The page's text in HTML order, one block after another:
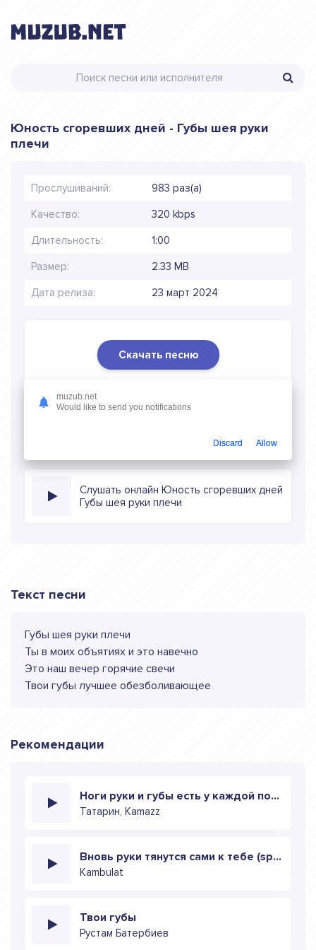
Юность сгоревших дней - Губы шея руки
плечи
Прослушиваний: 983 раз(а)
Качество: 320 kbps
Длительность: 1:00
Размер: 2.33 MB
Дата релиза: 23 март 2024
Скачать песню
руки плечи
бесплатно или слушать музыку в режиме онлайн
Слушать онлайн Юность сгоревших дней
Губы шея руки плечи
Текст песни
Губы шея руки плечи
Ты в моих объятиях и это навечно
Это наш вечер горячие свечи
Твои губы лучшее обезболивающее
Рекомендации
Ноги руки и губы есть у каждой подруги
Татарин, Kamazz
Вновь руки тянутся сами к тебе (speed up)
Kambulat
Твои губы
Рустам Батербиев
muzub.net
Would like to send you notifications
Discard Allow